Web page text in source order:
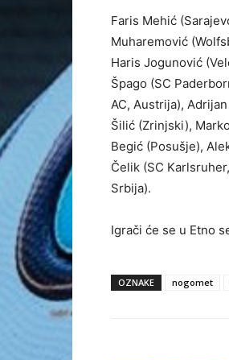
Faris Mehić
Muharemović
Haris Jogunović
Špago (SC
AC, Austrija),
Šilić (Zrinjski),
Begić (Posušje),
Čelik (SC
Srbija).
Igrači će se u Etno
OZNAKE nogomet